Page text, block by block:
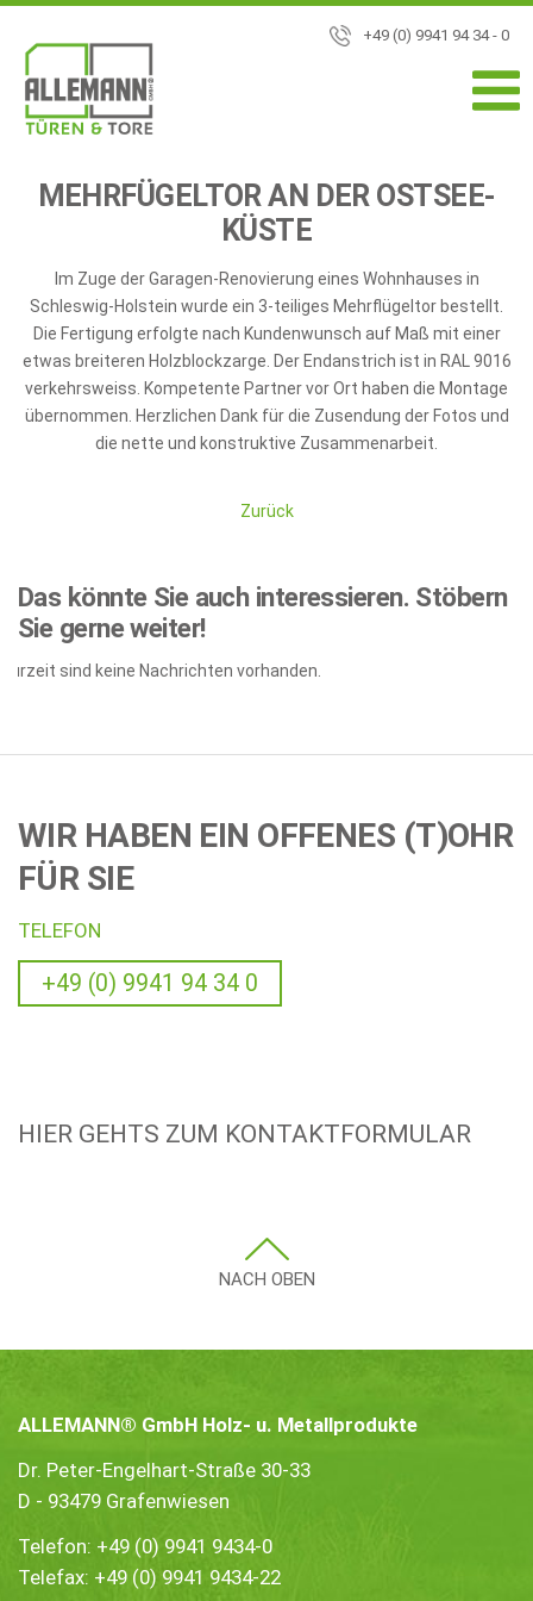
+49 (0) 9941 94 34 - 0
MEHRFÜGELTOR AN DER OSTSEE-
KÜSTE
Im Zuge der Garagen-Renovierung eines Wohnhauses in
Schleswig-Holstein wurde ein 3-teiliges Mehrflügeltor bestellt.
Die Fertigung erfolgte nach Kundenwunsch auf Maß mit einer
etwas breiteren Holzblockzarge. Der Endanstrich ist in RAL 9016
verkehrsweiss. Kompetente Partner vor Ort haben die Montage
übernommen. Herzlichen Dank für die Zusendung der Fotos und
die nette und konstruktive Zusammenarbeit.
Zurück
Das könnte Sie auch interessieren. Stöbern
Sie gerne weiter!
Zurzeit sind keine Nachrichten vorhanden.
WIR HABEN EIN OFFENES (T)OHR
FÜR SIE
TELEFON
+49 (0) 9941 94 34 0
HIER GEHTS ZUM KONTAKTFORMULAR
NACH OBEN
ALLEMANN® GmbH Holz- u. Metallprodukte
Dr. Peter-Engelhart-Straße 30-33
D - 93479 Grafenwiesen
Telefon: +49 (0) 9941 9434-0
Telefax: +49 (0) 9941 9434-22